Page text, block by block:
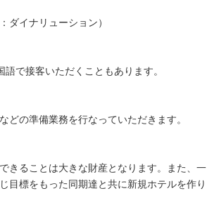
ダイナリューション）
で接客いただくこともあります。
どの準備業務を行なっていただきます。
きることは大きな財産となります。また、一
目標をもった同期達と共に新規ホテルを作り